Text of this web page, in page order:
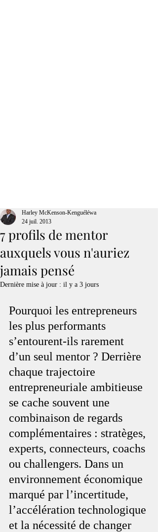
7 profils de mentor
auxquels vous n'auriez
jamais pensé
Harley McKenson-Kenguéléwa
24 juil. 2013
Dernière mise à jour : il y a 3 jours
Pourquoi les entrepreneurs
les plus performants
s’entourent-ils rarement
d’un seul mentor ? Derrière
chaque trajectoire
entrepreneuriale ambitieuse
se cache souvent une
combinaison de regards
complémentaires : stratèges,
experts, connecteurs, coachs
ou challengers. Dans un
environnement économique
marqué par l’incertitude,
l’accélération technologique
et la nécessité de changer